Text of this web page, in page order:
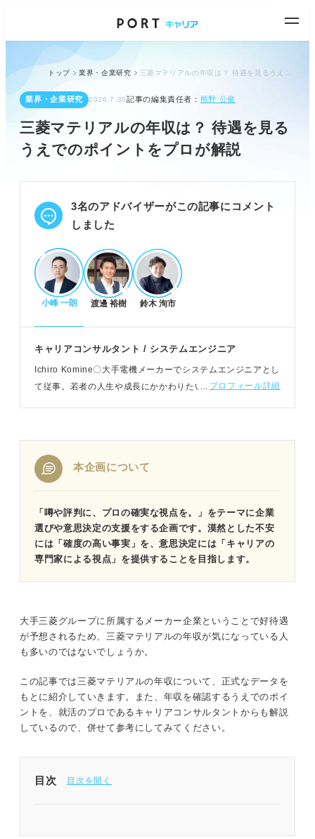
トップ 業界・企業研究
業界・企業研究 2026.7.30記事の編集責任者： 熊野 公俊
三菱マテリアルの年収は？ 待遇を見る
うえでのポイントをプロが解説
3名のアドバイザーがこの記事にコメント
しました
小峰 一朗 渡邊 裕樹 鈴木 洵市
キャリアコンサルタント / システムエンジニア
Ichiro Komine〇大手電機メーカーでシステムエンジニアとし
て従事。若者の人生や成長にかかわりたいと思い、キャリア
プロフィール詳細
本企画について
「噂や評判に、プロの確実な視点を。」をテーマに企業
選びや意思決定の支援をする企画です。漠然とした不安
には「確度の高い事実」を、意思決定には「キャリアの
専門家による視点」を提供することを目指します。
大手三菱グループに所属するメーカー企業ということで好待遇
が予想されるため、三菱マテリアルの年収が気になっている人
も多いのではないでしょうか。
この記事では三菱マテリアルの年収について、正式なデータを
もとに紹介していきます。また、年収を確認するうえでのポイ
ントを、就活のプロであるキャリアコンサルタントからも解説
しているので、併せて参考にしてみてください。
目次